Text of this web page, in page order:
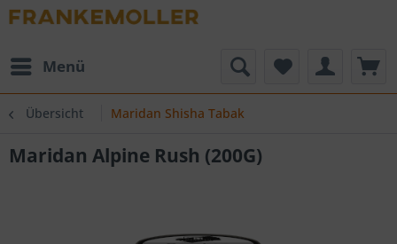
Menü
Übersicht Maridan Shisha Tabak
Maridan Alpine Rush (200G)